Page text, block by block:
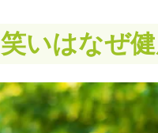
笑いはなぜ